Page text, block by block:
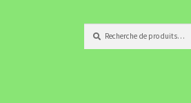
pour :